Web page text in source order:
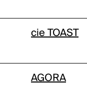
cie TOAST
AGORA